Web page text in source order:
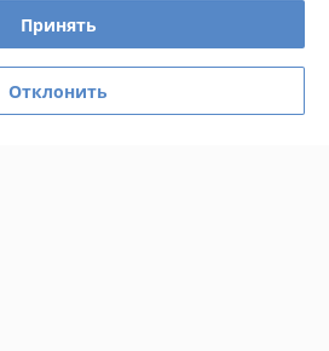
Принять
Отклонить